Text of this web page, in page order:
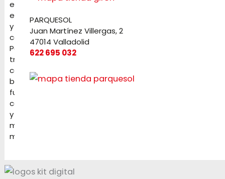
en
eventos
y
celebraciones.
Petardos,
tracas,
cochetes,
baterías,
fuentes,
candelas
y
mucho
más
PARQUESOL
Juan Martínez Villergas, 2
47014 Valladolid
622 695 032